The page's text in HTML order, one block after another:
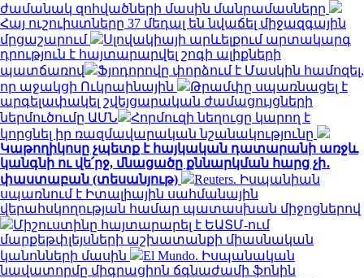
ժամանակ զոհվածների մասին մանրամասները
Հայ ուշուիստները 37 մեդալ են նվաճել միջազգային
մրցաշարում
Սլովակիայի արևելքում արտակարգ
դրություն է հայտարարվել շոգի ալիքների
պատճառով
Ֆյոդորովը փորձում է Մասկին համոզել,
որ աջակցի Ուկրաինային
Թրամփը սպառնացել է
արգելափակել շվեյցարական ժամացույցների
ներմուծումը ԱՄՆ
Հորմուզի նեղուցը կարող է
կորցնել իր ռազմավարական նշանակությունը
Կաթողիկոսը չպետք է հայկական դատարանի առջև
կանգնի ու վե՛րջ, մնացածը քննարկման հարց չի․
փաստաբան (տեսանյութ)
Reuters. Իսպանիան
սպառնում է Իտալիային սահմանային
վերահսկողության համար պատասխան միջոցներով
Միշուստինը հայտարարել է ԵԱՏՄ-ում
մարքեթփլեյսների աշխատանքի միասնական
կանոնների մասին
El Mundo. Իսպանական
նավատորմը միգրացիոն ճգնաժամի ֆոնին